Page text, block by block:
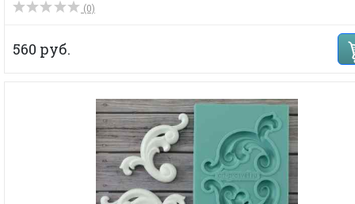
(0)
560 руб.